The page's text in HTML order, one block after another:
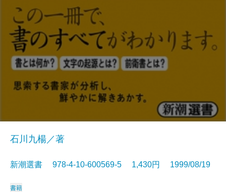
石川九楊／著
新潮選書 978-4-10-600569-5 1,430円 1999/08/19
書籍